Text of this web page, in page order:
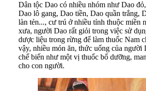
Dân tộc Dao có nhiều nhóm như Dao
Dao lô gang, Dao tiền, Dao quần trắng,
làn tẻn..., cư trú ở nhiều tỉnh thuộc miền
xưa, người Dao rất giỏi trong việc sử
dược liệu trong rừng để làm thuốc Nam
vậy, nhiều món ăn, thức uống của người
chế biến như một vị thuốc bổ dưỡng,
cho con người.